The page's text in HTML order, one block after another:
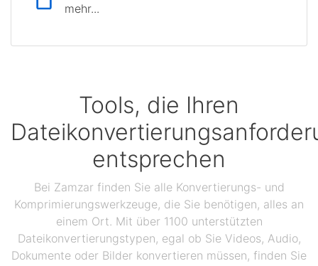
mehr...
Tools, die Ihren
entsprechen
Bei Zamzar finden Sie alle Konvertierungs- und
Komprimierungswerkzeuge, die Sie benötigen, alles an
einem Ort. Mit über 1100 unterstützten
Dateikonvertierungstypen, egal ob Sie Videos, Audio,
Dokumente oder Bilder konvertieren müssen, finden Sie